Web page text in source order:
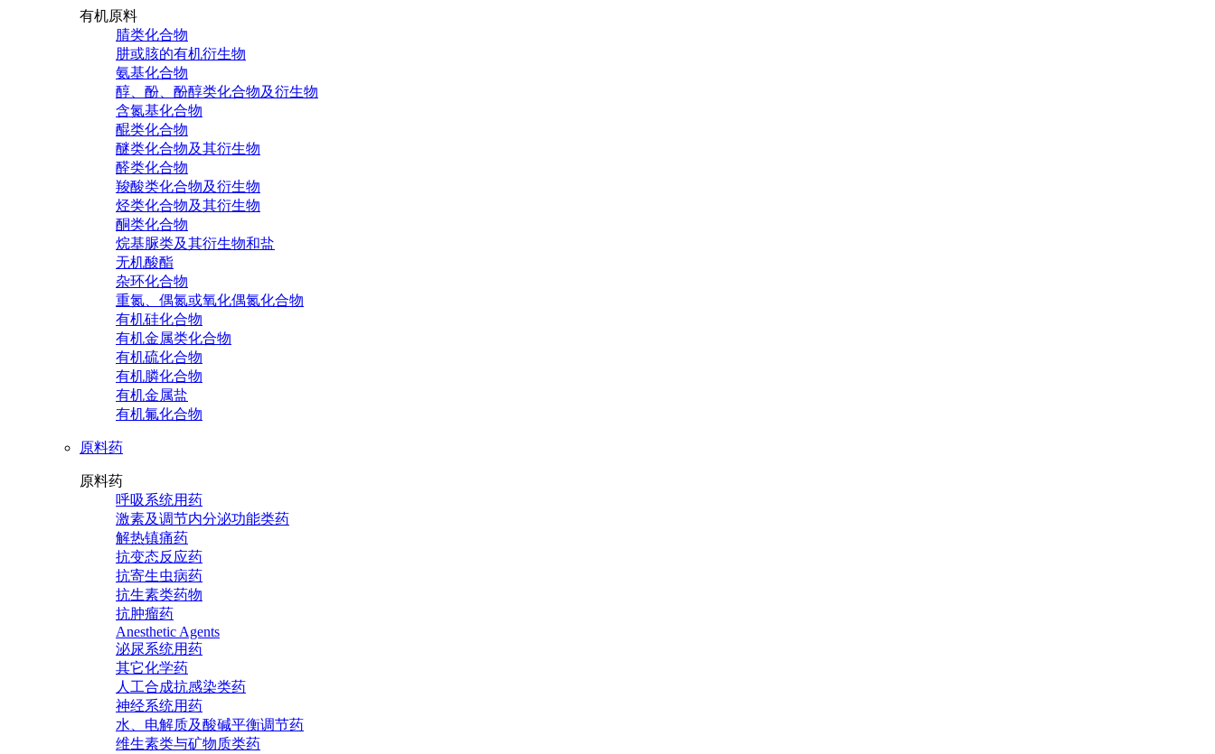
有机原料
腈类化合物
肼或胲的有机衍生物
氨基化合物
醇、酚、酚醇类化合物及衍生物
含氮基化合物
醌类化合物
醚类化合物及其衍生物
醛类化合物
羧酸类化合物及衍生物
烃类化合物及其衍生物
酮类化合物
烷基脲类及其衍生物和盐
无机酸酯
杂环化合物
重氮、偶氮或氧化偶氮化合物
有机硅化合物
有机金属类化合物
有机硫化合物
有机膦化合物
有机金属盐
有机氟化合物
原料药
原料药
呼吸系统用药
激素及调节内分泌功能类药
解热镇痛药
抗变态反应药
抗寄生虫病药
抗生素类药物
抗肿瘤药
Anesthetic Agents
泌尿系统用药
其它化学药
人工合成抗感染类药
神经系统用药
水、电解质及酸碱平衡调节药
维生素类与矿物质类药